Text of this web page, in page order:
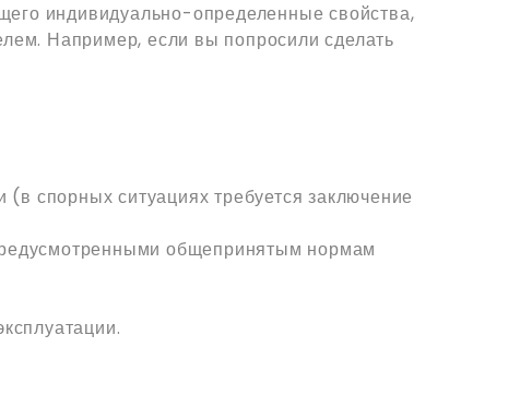
индивидуально-определенные свойства,
Например, если вы попросили сделать
спорных ситуациях требуется заключение
общепринятым нормам